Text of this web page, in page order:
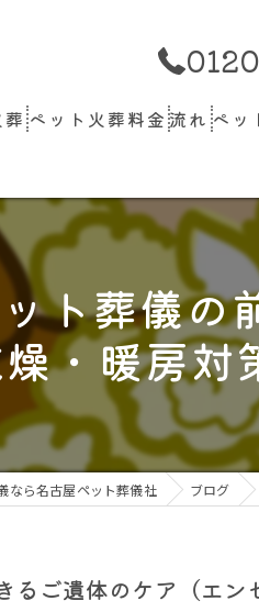
ペット火葬料金 流れ ペッ
ト葬儀の
・暖房対
なら名古屋ペット葬儀社 ブログ
るご遺体のケア（エン